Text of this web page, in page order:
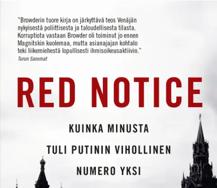
Ei saatavilla
Yksi mies vastaan Putinin hallinto Polttavan ajankohtainen tositarina
amerikkalaisen liikemiehen ja tämän asianajan kohtalosta Putinin
Venäjällä Rohkea liikemies Bill Browder perusti 90-luvulla
miljardeihin. Kun Browder ryhtyi paljastamaan oligarkkien laittomia
bisneksiä, Putinin hallinto karkotti tämän maasta, takavarikoi yhtiön
varat ja heitti Browderin asianajajan Sergei Magnitskyn vankilaan.
Magnitsky kuoli tutkintavankeudessa.Magnitskylle omistettu Red
Notice on jännitystarinan lailla etenevä, polttavan ajankohtainen